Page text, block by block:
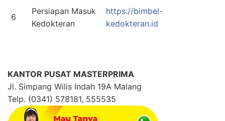
6
Persiapan Masuk
Kedokteran
https://bimbel-
kedokteran.id
KANTOR PUSAT MASTERPRIMA
Jl. Simpang Wilis Indah 19A Malang
Telp. (0341) 578181, 555535